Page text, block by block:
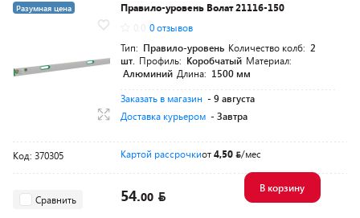
Разумная цена
Правило-уровень Волат 21116-150
0 отзывов
Тип: Правило-уровень Количество колб: 2
шт. Профиль: Коробчатый Материал:
Алюминий Длина: 1500 мм
Заказать в магазин - 9 августа
Доставка курьером - Завтра
Код: 370305 Картой рассрочкиот4,50 /мес
Сравнить 54.00
В корзину